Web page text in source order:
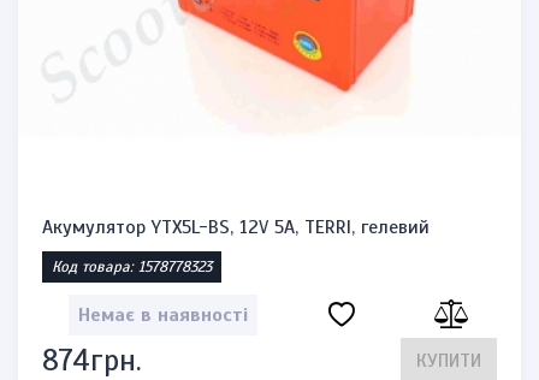
Акумулятор YTX5L-BS, 12V 5A, TERRI, гелевий
Код товара: 1578778323
Немає в наявності
874грн. КУПИТИ